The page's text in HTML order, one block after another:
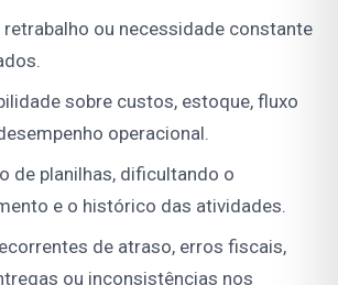
ou necessidade constante
sobre custos, estoque, fluxo
operacional.
de planilhas, dificultando o
e o histórico das atividades.
de atraso, erros fiscais,
ou inconsistências nos